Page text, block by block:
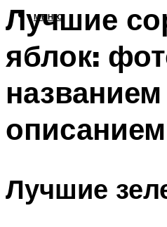
МЕНЮ
Лучшие
яблок:
описанием
Лучшие